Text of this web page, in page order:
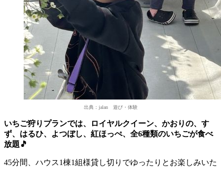
出典：jalan 遊び・体験
いちご狩りプランでは、ロイヤルクイーン、かおりの、す
ず、はるひ、よつぼし、紅ほっぺ、全6種類のいちごが食べ
放題🎵
45分間、ハウス1棟1組様貸し切りでゆったりとお楽しみいた